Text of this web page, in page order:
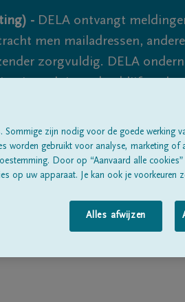
- DELA ontvangt
men mailadressen,
zorgvuldig. DELA
uit te sluiten, dus blijf
Alle rouwberichten
Sommige zijn nodig voor de goede werking
worden gebruikt voor analyse, marketing of
Door op “Aanvaard alle
op uw apparaat. Je kan ook je voorkeuren
Alles afwijzen